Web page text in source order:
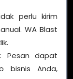
perlu kirim
WA Blast
Pesan dapat
bisnis Anda,